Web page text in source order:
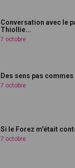
Conversation avec le
Thiollie...
7 octobre
Des sens pas
7 octobre
Si le Forez m'était
7 octobre